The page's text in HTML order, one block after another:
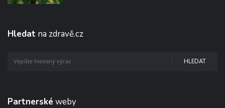
Hledat na zdravě.cz
HLEDAT
Partnerské weby